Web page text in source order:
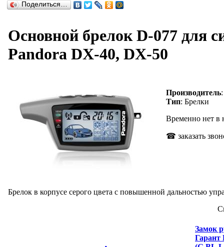
Поделиться…
Основной брелок D-077 для
Pandora DX-40, DX-50
Производитель
Тип: Брелки
Временно нет в
☎ заказать
Брелок в корпусе серого цвета с повышенной дальностью
Замок